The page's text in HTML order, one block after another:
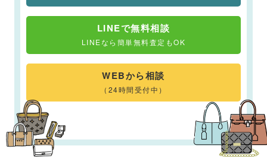
LINEで無料相談
LINEなら簡単無料査定もOK
WEBから相談
（24時間受付中）